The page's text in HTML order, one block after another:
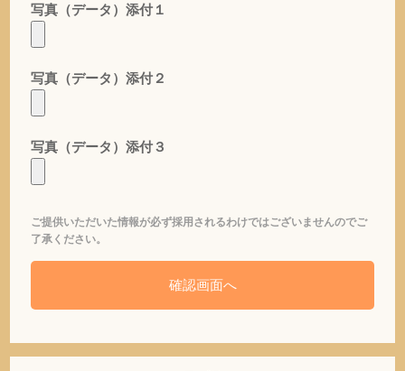
写真（データ）添付１
写真（データ）添付２
写真（データ）添付３
ご提供いただいた情報が必ず採用されるわけではございませんのでご
了承ください。